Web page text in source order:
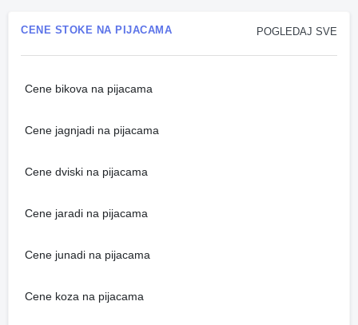
POGLEDAJ SVE
CENE STOKE NA PIJACAMA
Cene bikova na pijacama
Cene jagnjadi na pijacama
Cene dviski na pijacama
Cene jaradi na pijacama
Cene junadi na pijacama
Cene koza na pijacama